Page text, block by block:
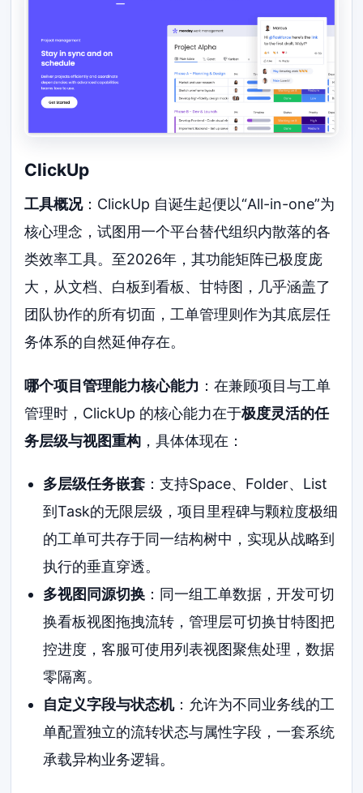
ClickUp
工具概况：ClickUp 自诞生起便以“All-in-one”为
核心理念，试图用一个平台替代组织内散落的各
类效率工具。至2026年，其功能矩阵已极度庞
大，从文档、白板到看板、甘特图，几乎涵盖了
团队协作的所有切面，工单管理则作为其底层任
务体系的自然延伸存在。
哪个项目管理能力核心能力 ：在兼顾项目与工单
管理时，ClickUp 的核心能力在于极度灵活的任
务层级与视图重构 ，具体体现在：
多层级任务嵌套：支持Space、Folder、List
到Task的无限层级，项目里程碑与颗粒度极细
的工单可共存于同一结构树中，实现从战略到
执行的垂直穿透。
多视图同源切换：同一组工单数据，开发可切
换看板视图拖拽流转，管理层可切换甘特图把
控进度，客服可使用列表视图聚焦处理，数据
零隔离。
自定义字段与状态机：允许为不同业务线的工
单配置独立的流转状态与属性字段，一套系统
承载异构业务逻辑。